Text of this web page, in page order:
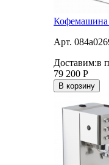
Кофемашина
Арт.
Доставим:в
79 200 Р
В корзину